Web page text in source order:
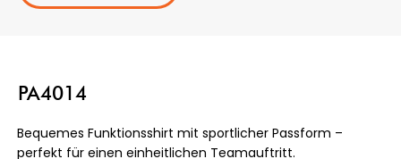
PA4014
Bequemes Funktionsshirt mit sportlicher Passform –
perfekt für einen einheitlichen Teamauftritt.